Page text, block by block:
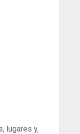
lugares y,